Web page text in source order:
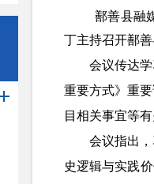
鄯善县融
丁主持召开鄯
会议传达
重要方式》重
目相关事宜等
会议指出
史逻辑与实践